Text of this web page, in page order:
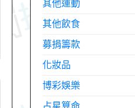
其他運動
其他飲食
募捐籌款
化妝品
博彩娛樂
占星算命